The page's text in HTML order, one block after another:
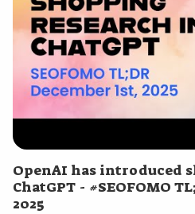
​OpenAI has introduced
ChatGPT - #SEOFOMO
2025